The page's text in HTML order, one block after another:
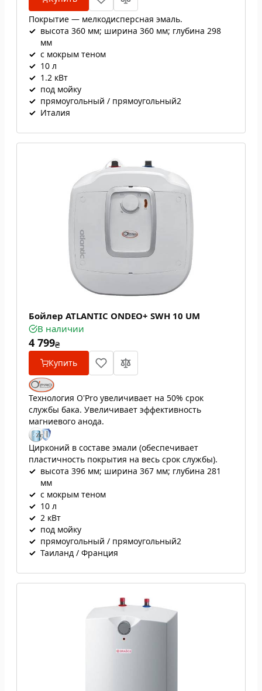
Покрытие — мелкодисперсная эмаль.
✓ высота 360 мм; ширина 360 мм; глубина 298
мм
✓ с мокрым теном
✓ 10 л
✓ 1.2 кВт
✓ под мойку
✓ прямоугольный / прямоугольный2
✓ Италия
Бойлер ATLANTIC ONDEO+ SWH 10 UM
В наличии
4 799₴
Купить
Технология O'Pro увеличивает на 50% срок
службы бака. Увеличивает эффективность
магниевого анода.
Цирконий в составе эмали (обеспечивает
пластичность покрытия на весь срок службы).
✓ высота 396 мм; ширина 367 мм; глубина 281
мм
✓ с мокрым теном
✓ 10 л
✓ 2 кВт
✓ под мойку
✓ прямоугольный / прямоугольный2
✓ Таиланд / Франция